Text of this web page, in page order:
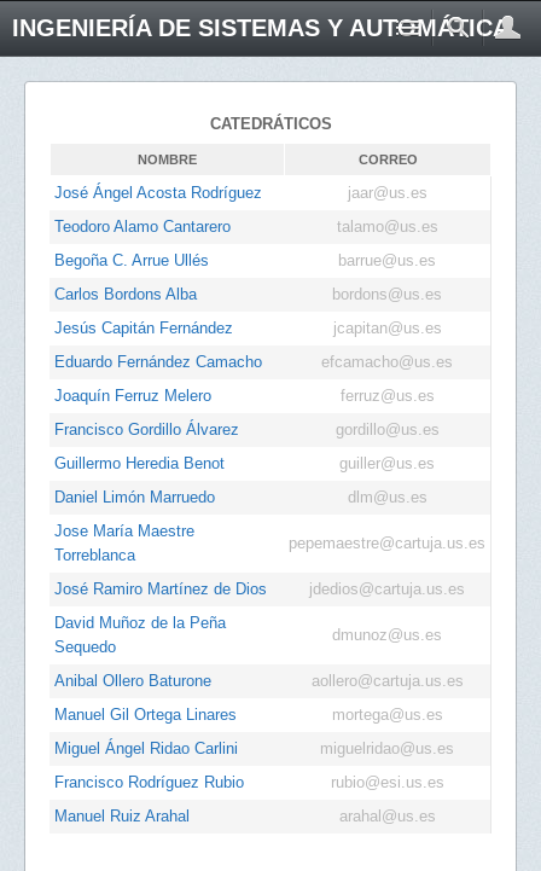
INGENIERÍA DE SISTEMAS Y AUTOMÁTICA
CATEDRÁTICOS
NOMBRE CORREO
José Ángel Acosta Rodríguez
jaar@us.es
Teodoro Alamo Cantarero
talamo@us.es
Begoña C. Arrue Ullés
barrue@us.es
Carlos Bordons Alba
bordons@us.es
Jesús Capitán Fernández
jcapitan@us.es
Eduardo Fernández Camacho
efcamacho@us.es
Joaquín Ferruz Melero
ferruz@us.es
Francisco Gordillo Álvarez
gordillo@us.es
Guillermo Heredia Benot
guiller@us.es
Daniel Limón Marruedo
dlm@us.es
Jose María Maestre
Torreblanca
pepemaestre@cartuja.us.es
José Ramiro Martínez de Dios
jdedios@cartuja.us.es
David Muñoz de la Peña
Sequedo
dmunoz@us.es
Anibal Ollero Baturone
aollero@cartuja.us.es
Manuel Gil Ortega Linares
mortega@us.es
Miguel Ángel Ridao Carlini
miguelridao@us.es
Francisco Rodríguez Rubio
rubio@esi.us.es
Manuel Ruiz Arahal
arahal@us.es